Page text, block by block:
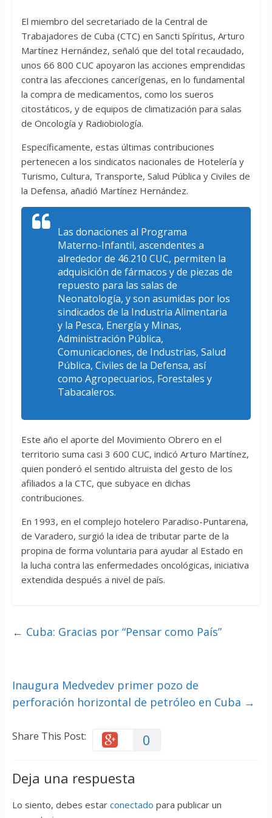
El miembro del secretariado de la Central de
Trabajadores de Cuba (CTC) en Sancti Spíritus, Arturo
Martínez Hernández, señaló que del total recaudado,
unos 66 800 CUC apoyaron las acciones emprendidas
contra las afecciones cancerígenas, en lo fundamental
la compra de medicamentos, como los sueros
citostáticos, y de equipos de climatización para salas
de Oncología y Radiobiología.
Específicamente, estas últimas contribuciones
pertenecen a los sindicatos nacionales de Hotelería y
Turismo, Cultura, Transporte, Salud Pública y Civiles de
la Defensa, añadió Martínez Hernández.
Las donaciones al Programa
Materno-Infantil, ascendentes a
alrededor de 46.210 CUC, permiten la
adquisición de fármacos y de piezas de
repuesto para las salas de
Neonatología, y son asumidas por los
sindicados de la Industria Alimentaria
y la Pesca, Energía y Minas,
Administración Pública,
Comunicaciones, de Industrias, Salud
Pública, Civiles de la Defensa, así
como Agropecuarios, Forestales y
Tabacaleros.
Este año el aporte del Movimiento Obrero en el
territorio suma casi 3 600 CUC, indicó Arturo Martínez,
quien ponderó el sentido altruista del gesto de los
afiliados a la CTC, que subyace en dichas
contribuciones.
En 1993, en el complejo hotelero Paradiso-Puntarena,
de Varadero, surgió la idea de tributar parte de la
propina de forma voluntaria para ayudar al Estado en
la lucha contra las enfermedades oncológicas, iniciativa
extendida después a nivel de país.
← Cuba: Gracias por “Pensar como País”
Inaugura Medvedev primer pozo de
perforación horizontal de petróleo en Cuba →
Share This Post: 0
Deja una respuesta
Lo siento, debes estar conectado para publicar un